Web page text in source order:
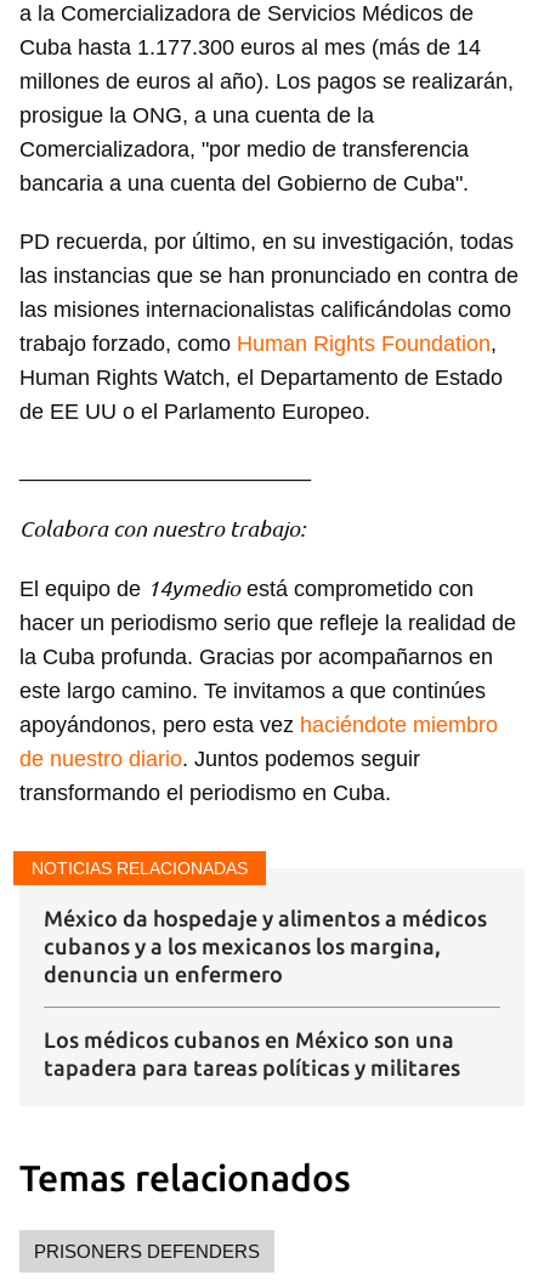
a la Comercializadora de Servicios Médicos de
Cuba hasta 1.177.300 euros al mes (más de 14
millones de euros al año). Los pagos se realizarán,
prosigue la ONG, a una cuenta de la
Comercializadora, "por medio de transferencia
bancaria a una cuenta del Gobierno de Cuba".
PD recuerda, por último, en su investigación, todas
las instancias que se han pronunciado en contra de
las misiones internacionalistas calificándolas como
trabajo forzado, como Human Rights Foundation,
Human Rights Watch, el Departamento de Estado
de EE UU o el Parlamento Europeo.
Colabora con nuestro trabajo:
El equipo de 14ymedioestá comprometido con
hacer un periodismo serio que refleje la realidad de
la Cuba profunda. Gracias por acompañarnos en
este largo camino. Te invitamos a que continúes
apoyándonos, pero esta vez haciéndote miembro
de nuestro diario. Juntos podemos seguir
transformando el periodismo en Cuba.
NOTICIAS RELACIONADAS
México da hospedaje y alimentos a médicos
cubanos y a los mexicanos los margina,
denuncia un enfermero
Los médicos cubanos en México son una
tapadera para tareas políticas y militares
Temas relacionados
PRISONERS DEFENDERS